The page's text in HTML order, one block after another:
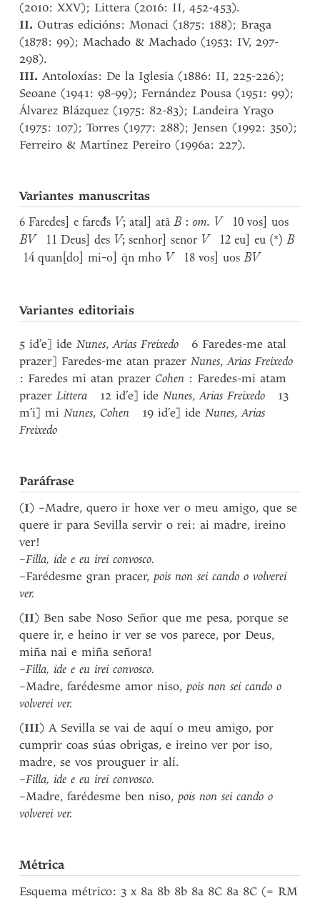
(2010: XXV); Littera (2016: II, 452-453).
II. Outras edicións: Monaci (1875: 188); Braga
(1878: 99); Machado & Machado (1953: IV, 297-
298).
III.Antoloxías: De la Iglesia (1886: II, 225-226);
Seoane (1941: 98-99); Fernández Pousa (1951: 99);
Álvarez Blázquez (1975: 82-83); Landeira Yrago
(1975: 107); Torres (1977: 288); Jensen (1992: 350);
Ferreiro & Martínez Pereiro (1996a: 227).
Variantes manuscritas
6 Faredes] e faređs V; atal] atāB : om. V 10 vos] uos
BV 11 Deus] des V; senhor] senor V 12 eu] eu (*)B
14 quan[do] mi-o] q̄n mho V 18 vos] uosBV
Variantes editoriais
5 id’e] ideNunes,Arias Freixedo 6 Faredes-me atal
prazer] Faredes-me atan prazerNunes,Arias Freixedo
: Faredes mi atan prazerCohen : Faredes-mi atam
prazerLittera 12 id’e] ideNunes,Arias Freixedo 13
m’i] miNunes,Cohen 19 id’e] ideNunes,Arias
Freixedo
Paráfrase
(I) –Madre, quero ir hoxe ver o meu amigo, que se
quere ir para Sevilla servir o rei: ai madre, ireino
ver!
–Filla, ide e eu irei convosco.
–Farédesme gran pracer,pois non sei cando o volverei
ver.
(II) Ben sabe Noso Señor que me pesa, porque se
quere ir, e heino ir ver se vos parece, por Deus,
miña nai e miña señora!
–Filla, ide e eu irei convosco.
–Madre, farédesme amor niso,pois non sei cando o
volverei ver.
(III) A Sevilla se vai de aquí o meu amigo, por
cumprir coas súas obrigas, e ireino ver por iso,
madre, se vos prouguer ir alí.
–Filla, ide e eu irei convosco.
–Madre, farédesme ben niso,pois non sei cando o
volverei ver.
Métrica
Esquema métrico: 3 x 8a 8b 8b 8a 8C 8a 8C (= RM